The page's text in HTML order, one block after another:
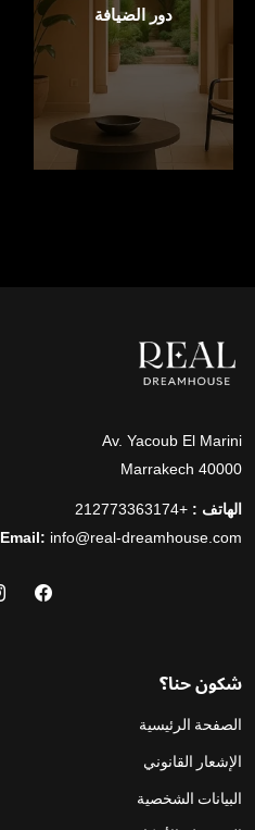
دور الضيافة
Av. Yacoub El Marini
40000 Marrakech
الهاتف : +212773363174
Email: info@real-dreamhouse.com
شكون حنا؟
الصفحة الرئيسية
الإشعار القانوني
البيانات الشخصية